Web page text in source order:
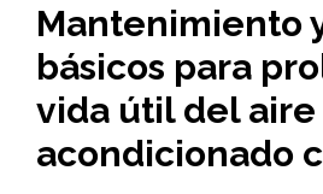
Mantenimiento
básicos para
vida útil del aire
acondicionado